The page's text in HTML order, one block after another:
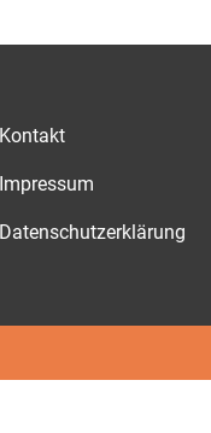
Kontakt
Impressum
Datenschutzerklärung